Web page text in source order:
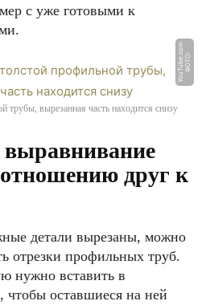
с уже готовыми к
Ф
О
Т
О:
Y
o
u
T
u
b
e.
c
o
m
трубы, вырезанная часть находится снизу
выравнивание
друг к
детали вырезаны, можно
отрезки профильных труб.
нужно вставить в
чтобы оставшиеся на ней